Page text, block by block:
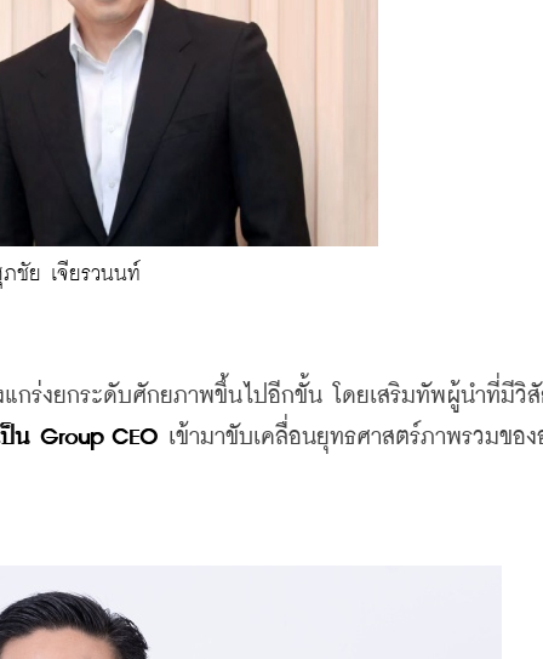
ชัย เจียรวนนท์
ร่งยกระดับศักยภาพขึ้นไปอีกขั้น โดยเสริมทัพผู้นำที่มีวิ
ป็น Group CEO เข้ามาขับเคลื่อนยุทธศาสตร์ภาพรวมของ